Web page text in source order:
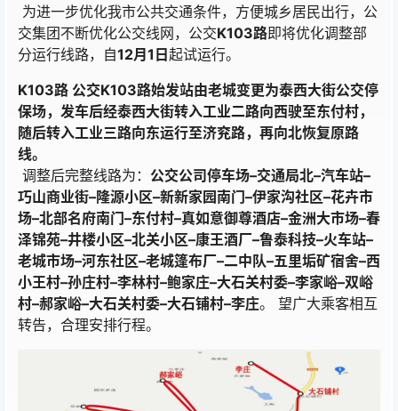
为进一步优化我市公共交通条件，方便城乡居民出行，公
交集团不断优化公交线网，公交K103路即将优化调整部
分运行线路，自12月1日 起试运行。
K103路 公交K103路始发站由老城变更为泰西大街公交停
保场，发车后经泰西大街转入工业二路向西驶至东付村，
随后转入工业三路向东运行至济兖路，再向北恢复原路
线。
调整后完整线路为： 公交公司停车场–交通局北–汽车站–
巧山商业街–隆源小区–新新家园南门–伊家沟社区–花卉市
场–北部名府南门–东付村–真如意御尊酒店–金洲大市场–春
泽锦苑–井楼小区–北关小区–康王酒厂–鲁泰科技–火车站–
老城市场–河东社区–老城篷布厂–二中队–五里垢矿宿舍–西
小王村–孙庄村–李林村–鲍家庄–大石关村委–李家峪–双峪
村–郝家峪–大石关村委–大石铺村–李庄。 望广大乘客相互
转告，合理安排行程。